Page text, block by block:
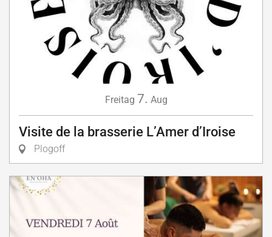
Freitag 7. Aug
Visite de la brasserie L’Amer d’Iroise
Plogoff